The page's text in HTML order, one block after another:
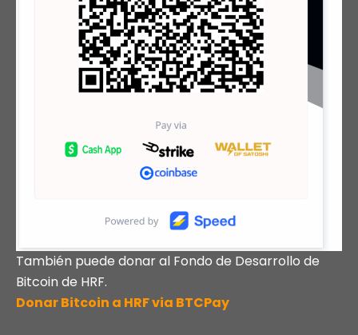
También puede donar al Fondo de Desarrollo de
Bitcoin de HRF.
Donar Bitcoin a HRF via BTCPay